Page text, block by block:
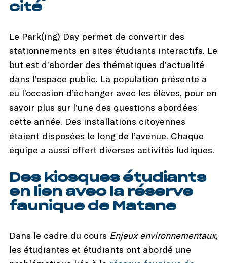
cité
Le Park(ing) Day permet de convertir des
stationnements en sites étudiants interactifs. Le
but est d’aborder des thématiques d’actualité
dans l’espace public. La population présente a
eu l’occasion d’échanger avec les élèves, pour en
savoir plus sur l’une des questions abordées
cette année. Des installations citoyennes
étaient disposées le long de l’avenue. Chaque
équipe a aussi offert diverses activités ludiques.
Des kiosques étudiants
en lien avec la réserve
faunique de Matane
Dans le cadre du cours Enjeux environnementaux,
les étudiantes et étudiants ont abordé une